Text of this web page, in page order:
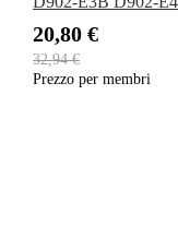
Kubota BX2360
BX2380 escavatore
KX41-3 U17
20,80 €
32,94 €
Prezzo per membri